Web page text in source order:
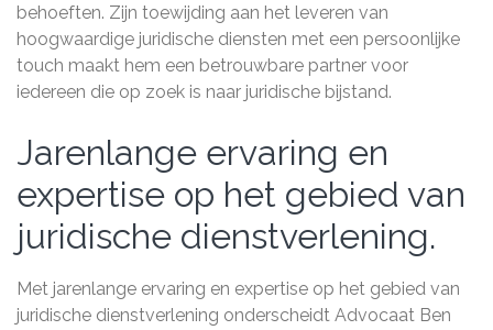
behoeften. Zijn toewijding aan het leveren van
hoogwaardige juridische diensten met een persoonlijke
touch maakt hem een betrouwbare partner voor
iedereen die op zoek is naar juridische bijstand.
Jarenlange ervaring en
expertise op het gebied van
juridische dienstverlening.
Met jarenlange ervaring en expertise op het gebied van
juridische dienstverlening onderscheidt Advocaat Ben